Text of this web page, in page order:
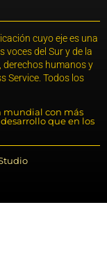
cuyo eje es una
voces del Sur y de la
derechos humanos y
Service. Todos los
mundial con más
que en los